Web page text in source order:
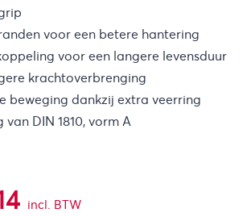
voor een betere hantering
voor een langere levensduur
krachtoverbrenging
beweging dankzij extra veerring
van DIN 1810, vorm A
Huidige
incl. BTW